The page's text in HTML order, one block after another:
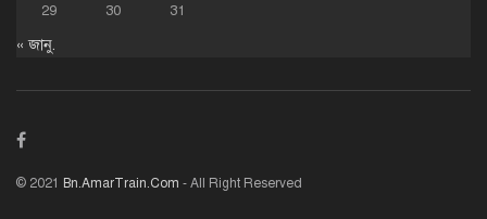
29 30 31
« জানু.
© 2021 Bn.AmarTrain.Com - All Right Reserved